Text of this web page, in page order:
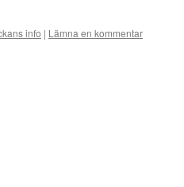
info | Lämna en kommentar